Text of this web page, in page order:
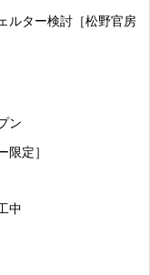
ター検討［松野官房
ン
定］
中